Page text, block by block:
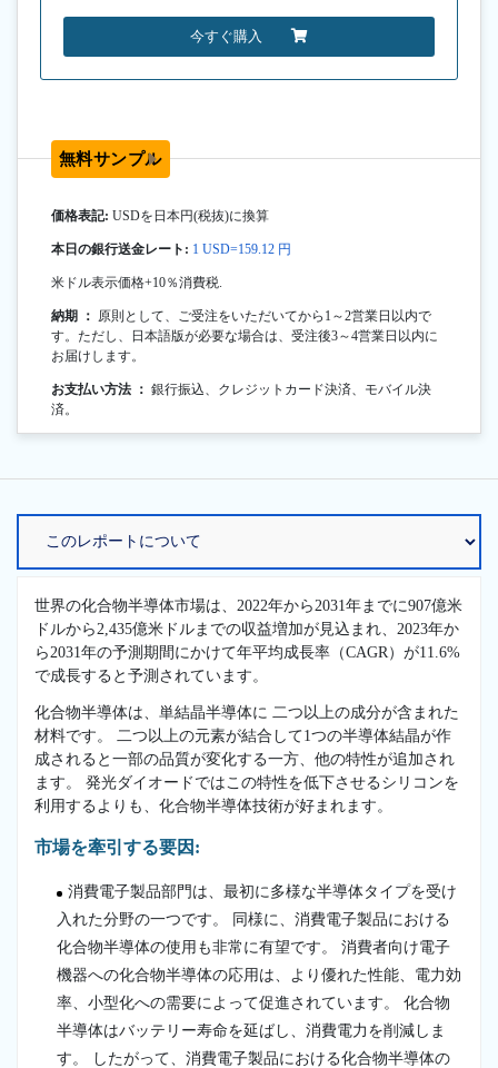
今すぐ購入
無料サンプル
価格表記: USDを日本円(税抜)に換算
本日の銀行送金レート: 1 USD=159.12 円
米ドル表示価格+10％消費税.
納期 ： 原則として、ご受注をいただいてから1～2営業日以内で
す。ただし、日本語版が必要な場合は、受注後3～4営業日以内に
お届けします。
お支払い方法 ： 銀行振込、クレジットカード決済、モバイル決
済。
世界の化合物半導体市場は、2022年から2031年までに907億米
ドルから2,435億米ドルまでの収益増加が見込まれ、2023年か
ら2031年の予測期間にかけて年平均成長率（CAGR）が11.6%
で成長すると予測されています。
化合物半導体は、単結晶半導体に 二つ以上の成分が含まれた
材料です。 二つ以上の元素が結合して1つの半導体結晶が作
成されると一部の品質が変化する一方、他の特性が追加され
ます。 発光ダイオードではこの特性を低下させるシリコンを
利用するよりも、化合物半導体技術が好まれます。
市場を牽引する要因:
消費電子製品部門は、最初に多様な半導体タイプを受け
入れた分野の一つです。 同様に、消費電子製品における
化合物半導体の使用も非常に有望です。 消費者向け電子
機器への化合物半導体の応用は、より優れた性能、電力効
率、小型化への需要によって促進されています。 化合物
半導体はバッテリー寿命を延ばし、消費電力を削減しま
す。 したがって、消費電子製品における化合物半導体の